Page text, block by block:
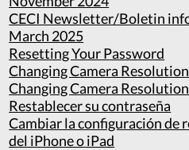
CECI Newsletter/Boletin
March 2025
Resetting Your Password
Changing Camera
Changing Camera
Restablecer su contraseña
Cambiar la configuración de
del iPhone o iPad